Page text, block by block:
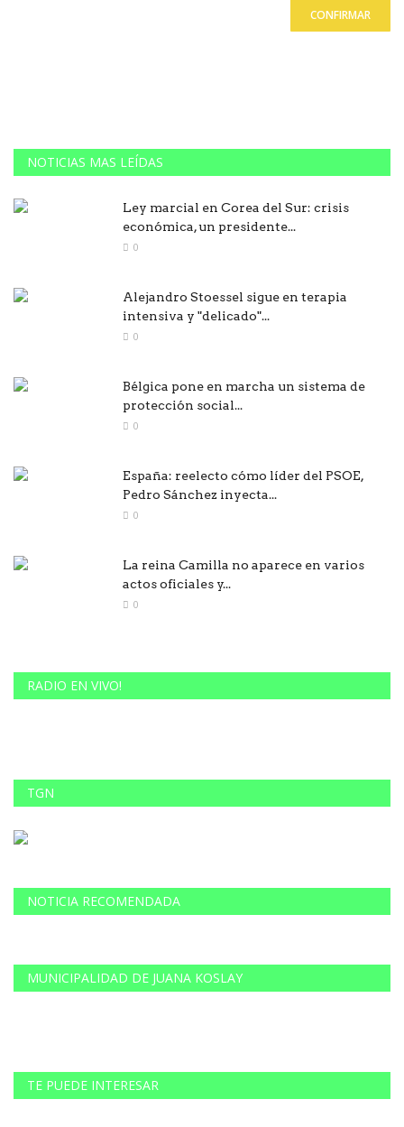
CONFIRMAR
NOTICIAS MAS LEÍDAS
Ley marcial en Corea del Sur: crisis
económica, un presidente...
0
Alejandro Stoessel sigue en terapia
intensiva y "delicado"...
0
Bélgica pone en marcha un sistema de
protección social...
0
España: reelecto cómo líder del PSOE,
Pedro Sánchez inyecta...
0
La reina Camilla no aparece en varios
actos oficiales y...
0
RADIO EN VIVO!
TGN
NOTICIA RECOMENDADA
MUNICIPALIDAD DE JUANA KOSLAY
TE PUEDE INTERESAR